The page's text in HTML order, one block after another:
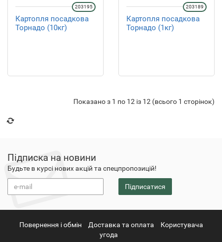
Картопля посадкова
Торнадо (10кг)
203195
Картопля посадкова
Торнадо (1кг)
203189
Показано з 1 по 12 із 12 (всього 1 сторінок)
Підписка на новини
Будьте в курсі нових акцій та спецпропозицій!
Підписатися
Повернення i обмін Доставка та оплата
Користувача
угода